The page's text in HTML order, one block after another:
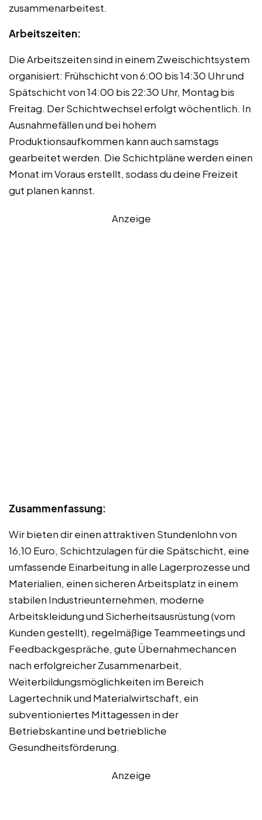
zusammenarbeitest.
Arbeitszeiten:
Die Arbeitszeiten sind in einem Zweischichtsystem
organisiert: Frühschicht von 6:00 bis 14:30 Uhr und
Spätschicht von 14:00 bis 22:30 Uhr, Montag bis
Freitag. Der Schichtwechsel erfolgt wöchentlich. In
Ausnahmefällen und bei hohem
Produktionsaufkommen kann auch samstags
gearbeitet werden. Die Schichtpläne werden einen
Monat im Voraus erstellt, sodass du deine Freizeit
gut planen kannst.
Anzeige
Zusammenfassung:
Wir bieten dir einen attraktiven Stundenlohn von
16,10 Euro, Schichtzulagen für die Spätschicht, eine
umfassende Einarbeitung in alle Lagerprozesse und
Materialien, einen sicheren Arbeitsplatz in einem
stabilen Industrieunternehmen, moderne
Arbeitskleidung und Sicherheitsausrüstung (vom
Kunden gestellt), regelmäßige Teammeetings und
Feedbackgespräche, gute Übernahmechancen
nach erfolgreicher Zusammenarbeit,
Weiterbildungsmöglichkeiten im Bereich
Lagertechnik und Materialwirtschaft, ein
subventioniertes Mittagessen in der
Betriebskantine und betriebliche
Gesundheitsförderung.
Anzeige